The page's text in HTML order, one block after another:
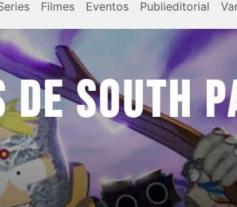
Filmes Eventos Publieditorial
SOUTH